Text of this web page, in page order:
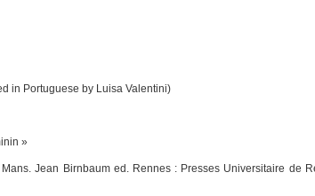
in Portuguese by Luisa Valentini)
»
. Jean Birnbaum ed
Rennes : Presses Universitaire de